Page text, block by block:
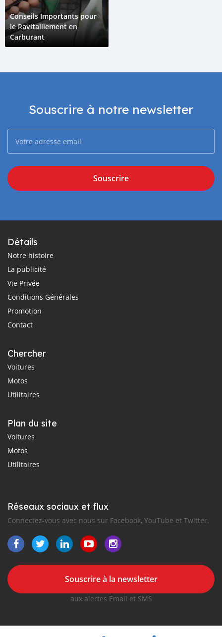
Conseils Importants pour
le Ravitaillement en
Carburant
Souscrire à notre newsletter
Souscrire
Détails
Notre histoire
La publicité
Vie Privée
Conditions Générales
Promotion
Contact
Chercher
Voitures
Motos
Utilitaires
Plan du site
Voitures
Motos
Utilitaires
Réseaux sociaux et flux
Connectez-vous avec nous sur Facebook, YouTube et Twitter.
Souscrire à la newsletter
aux alertes Email et SMS